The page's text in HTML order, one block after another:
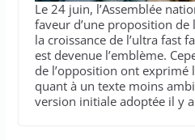
Le 24 juin, l’Assemblée
faveur d’une proposition
la croissance de l’ultra fast
est devenue l’emblème.
de l’opposition ont exprimé
quant à un texte moins
version initiale adoptée il y